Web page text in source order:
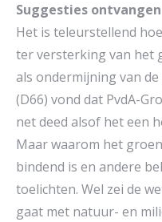
Suggesties
Het is teleurstellend
ter versterking van het
als ondermijning van
(D66) vond dat PvdA-
net deed alsof het een
Maar waarom het
bindend is en andere
toelichten. Wel zei de
gaat met natuur- en